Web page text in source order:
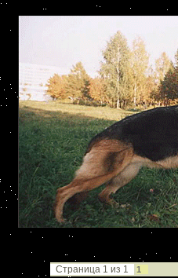
Страница 1 из 1 1